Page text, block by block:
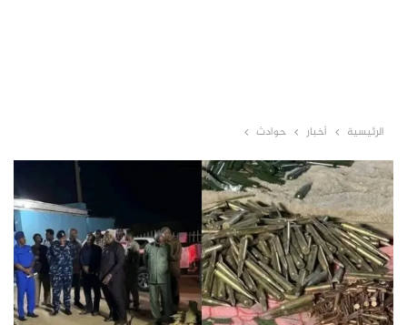
الرئيسية أخبار حوادث